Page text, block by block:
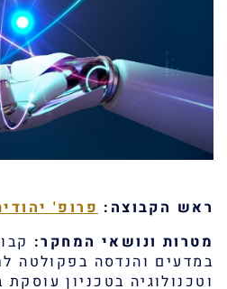
ראש הקבוצה:פרופ'
מטרות ונושאי המחקר:
במדעים והנדסה בפקולטה
וטכנולוגיה בטכניון